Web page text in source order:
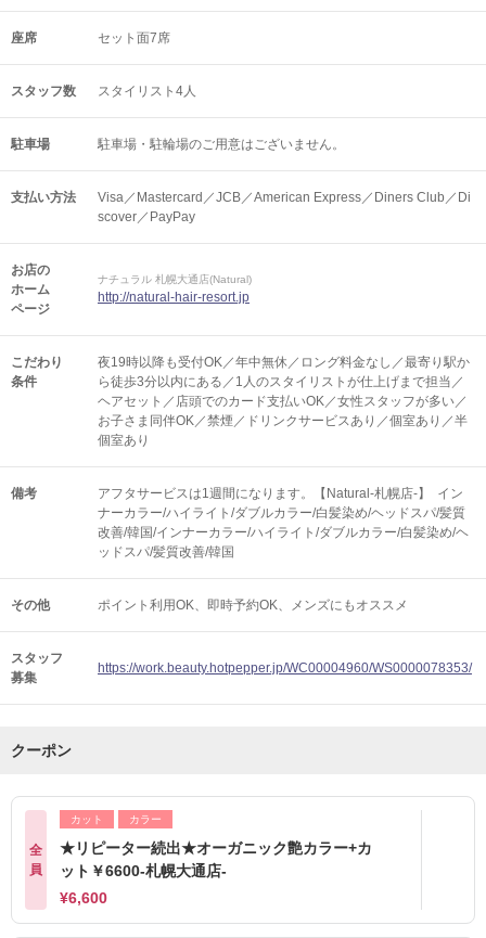
座席 セット面7席
スタッフ数 スタイリスト4人
駐車場 駐車場・駐輪場のご用意はございません。
支払い方法
Visa／Mastercard／JCB／American Express／Diners Club／Di
scover／PayPay
お店の
ホーム
ページ
ナチュラル 札幌大通店(Natural)
http://natural-hair-resort.jp
こだわり
条件
夜19時以降も受付OK／年中無休／ロング料金なし／最寄り駅か
ら徒歩3分以内にある／1人のスタイリストが仕上げまで担当／
ヘアセット／店頭でのカード支払いOK／女性スタッフが多い／
お子さま同伴OK／禁煙／ドリンクサービスあり／個室あり／半
個室あり
備考
アフタサービスは1週間になります。【Natural-札幌店-】 イン
ナーカラー/ハイライト/ダブルカラー/白髪染め/ヘッドスパ/髪質
改善/韓国/インナーカラー/ハイライト/ダブルカラー/白髪染め/ヘ
ッドスパ/髪質改善/韓国
その他 ポイント利用OK 即時予約OK メンズにもオススメ
スタッフ
募集
https://work.beauty.hotpepper.jp/WC00004960/WS0000078353/
クーポン
全
員
カット カラー
★リピーター続出★オーガニック艶カラー+カ
ット￥6600-札幌大通店-
¥6,600